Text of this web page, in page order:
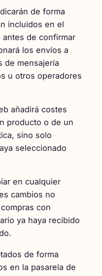
de forma
incluidos en el
de confirmar
los envíos a
de mensajería
u otros operadores
añadirá costes
producto o de un
sino solo
seleccionado
en cualquier
cambios no
con
ya haya recibido
de forma
en la pasarela de